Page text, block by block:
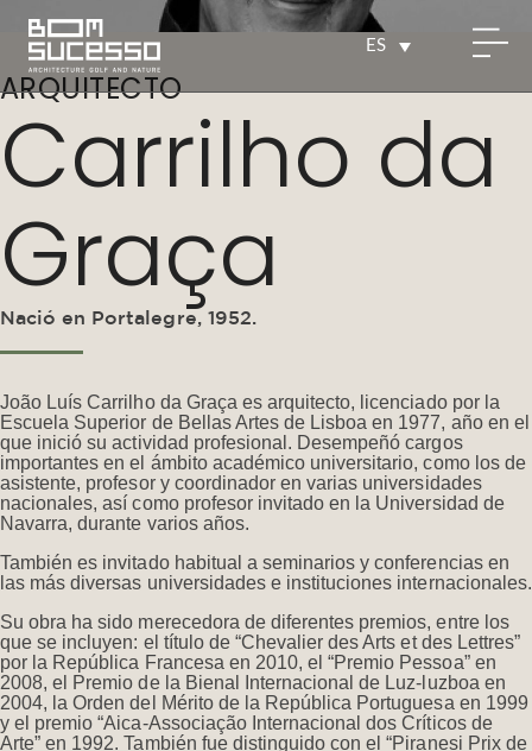
ES
ARQUITECTO
Carrilho da
Graça
Nació en Portalegre, 1952.
João Luís Carrilho da Graça es arquitecto, licenciado por la
Escuela Superior de Bellas Artes de Lisboa en 1977, año en el
que inició su actividad profesional. Desempeñó cargos
importantes en el ámbito académico universitario, como los de
asistente, profesor y coordinador en varias universidades
nacionales, así como profesor invitado en la Universidad de
Navarra, durante varios años.
También es invitado habitual a seminarios y conferencias en
las más diversas universidades e instituciones internacionales.
Su obra ha sido merecedora de diferentes premios, entre los
que se incluyen: el título de “Chevalier des Arts et des Lettres”
por la República Francesa en 2010, el “Premio Pessoa” en
2008, el Premio de la Bienal Internacional de Luz-luzboa en
2004, la Orden del Mérito de la República Portuguesa en 1999
y el premio “Aica-Associação Internacional dos Críticos de
Arte” en 1992. También fue distinguido con el “Piranesi Prix de